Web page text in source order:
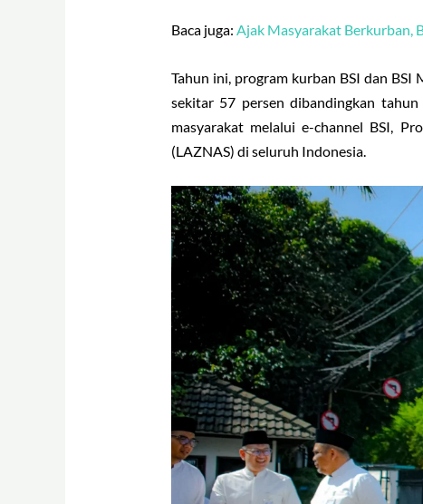
Baca juga: Ajak Masyarakat Berkurban,
Tahun ini, program kurban BSI dan
sekitar 57 persen dibandingkan
masyarakat melalui e-channel BSI,
(LAZNAS) di seluruh Indonesia.